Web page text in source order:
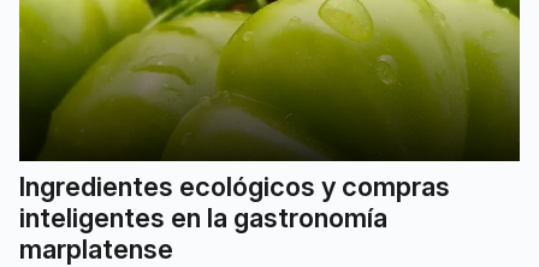
Ingredientes ecológicos y compras
inteligentes en la gastronomía
marplatense